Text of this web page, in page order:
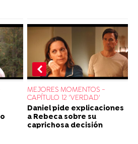
MEJORES MOMENTOS -
CAPÍTULO 12 'VERDAD'
Daniel pide explicaciones
a Rebeca sobre su
caprichosa decisión